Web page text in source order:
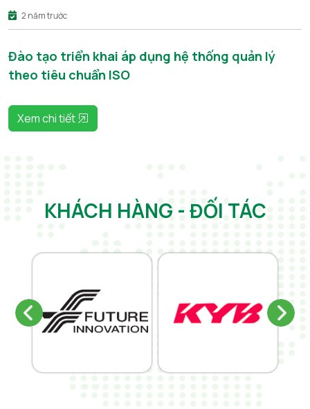
2 năm trước
Đào tạo triển khai áp dụng hệ thống quản lý
theo tiêu chuẩn ISO
Xem chi tiết
KHÁCH HÀNG - ĐỐI TÁC